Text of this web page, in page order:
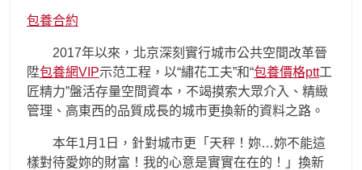
包養合約
2017年以來，北京深刻實行城市公共空間改革晉
陞包養網VIP示范工程，以“繡花工夫”和“包養價格ptt工
匠精力”盤活存量空間資本，不竭摸索大眾介入、精緻
管理、高東西的品質成長的城市更換新的資料之路。
本年1月1日，針對城市更「天秤！妳…妳不能這
樣對待愛妳的財富！我的心意是實實在在的！」換新